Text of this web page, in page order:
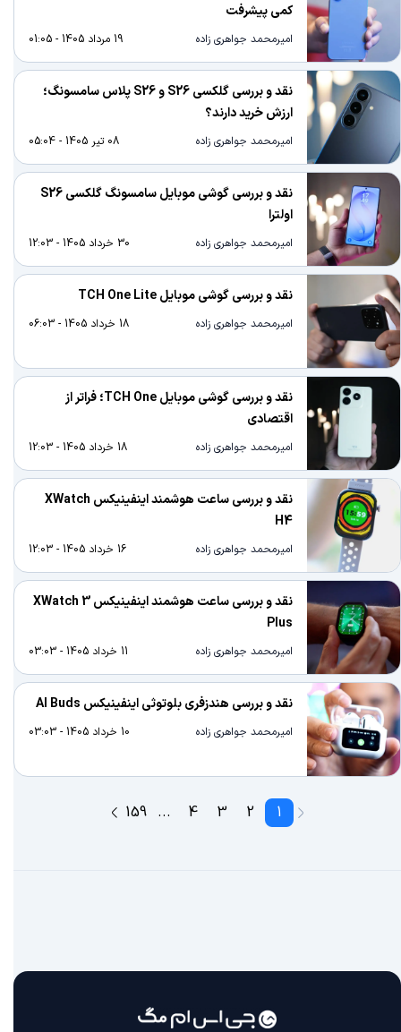
کمی پیشرفت
امیرمحمد جواهری زاده 19 مرداد 1405 - 01:05
نقد و بررسی گلکسی S26 و S26 پلاس سامسونگ؛
ارزش خرید دارند؟
امیرمحمد جواهری زاده 08 تیر 1405 - 05:04
نقد و بررسی گوشی موبایل سامسونگ گلکسی S26
اولترا
امیرمحمد جواهری زاده 30 خرداد 1405 - 12:03
نقد و بررسی گوشی موبایل TCH One Lite
امیرمحمد جواهری زاده 18 خرداد 1405 - 06:03
نقد و بررسی گوشی موبایل TCH One؛ فراتر از
اقتصادی
امیرمحمد جواهری زاده 18 خرداد 1405 - 12:03
نقد و بررسی ساعت هوشمند اینفینیکس XWatch
H4
امیرمحمد جواهری زاده 16 خرداد 1405 - 12:03
نقد و بررسی ساعت هوشمند اینفینیکس XWatch 3
Plus
امیرمحمد جواهری زاده 11 خرداد 1405 - 03:03
نقد و بررسی هندزفری بلوتوثی اینفینیکس AI Buds
امیرمحمد جواهری زاده 10 خرداد 1405 - 03:03
1
2
3
4
...
159